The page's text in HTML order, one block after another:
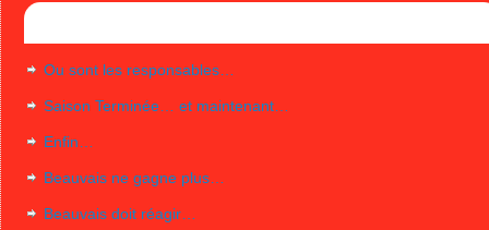
Ou sont les responsables…
Saison Terminée… et maintenant…
Enfin…
Beauvais ne gagne plus…
Beauvais doit réagir…